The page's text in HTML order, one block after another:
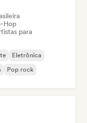
Hop
para
Eletrônica
Pop rock